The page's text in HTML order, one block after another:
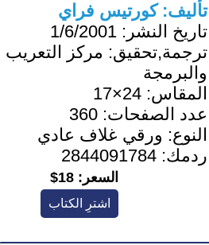
تأليف:كورتيس فراي
تاريخ النشر: 1/6/2001
ترجمة,تحقيق: مركز التعريب
والبرمجة
المقاس: 24×17
عدد الصفحات: 360
النوع: ورقي غلاف عادي
ردمك: 2844091784
السعر: 18$
اشترِ الكتاب